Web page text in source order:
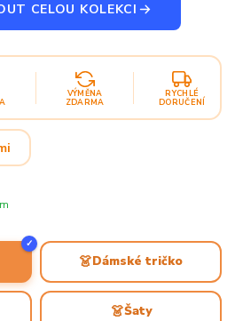
CELOU KOLEKCI
VÝMĚNA
ZDARMA
RYCHLÉ
DORUČENÍ
✓
👗Dámské tričko
👗Šaty